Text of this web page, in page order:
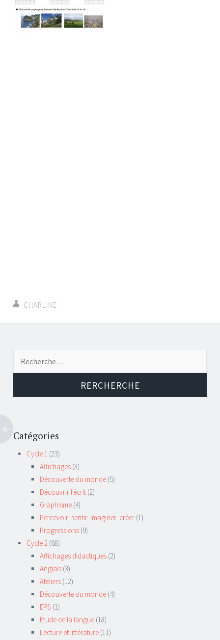
CHARLINE
Navigation d'article
Catégories
Cycle 1 (23)
Affichages (3)
Découverte du monde (5)
Découvrir l'écrit (2)
Graphisme (4)
Percevoir, sentir, imaginer, créer (1)
Progressions (9)
Cycle 2 (68)
Affichages didactiques (2)
Anglais (3)
Ateliers (12)
Découverte du monde (4)
EPS (1)
Etude de la langue (18)
Lecture et littérature (11)